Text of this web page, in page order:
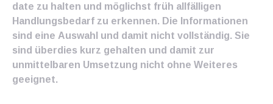
date zu halten und möglichst früh allfälligen
Handlungsbedarf zu erkennen. Die Informationen
sind eine Auswahl und damit nicht vollständig. Sie
sind überdies kurz gehalten und damit zur
unmittelbaren Umsetzung nicht ohne Weiteres
geeignet.